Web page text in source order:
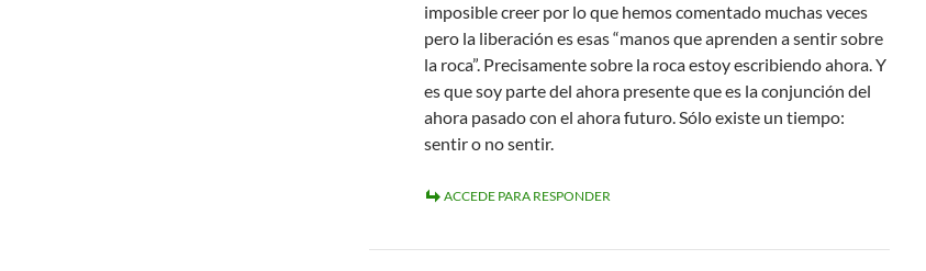
imposible creer por lo que hemos comentado muchas veces
pero la liberación es esas “manos que aprenden a sentir sobre
la roca”. Precisamente sobre la roca estoy escribiendo ahora. Y
es que soy parte del ahora presente que es la conjunción del
ahora pasado con el ahora futuro. Sólo existe un tiempo:
sentir o no sentir.
ACCEDE PARA RESPONDER